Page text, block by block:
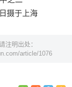
摄于上海
注明出处：
article/1076